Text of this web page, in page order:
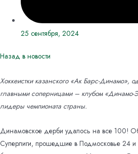
25 сентября, 2024
Назад в новости
Хоккеистки казанского «Ак Барс-Динамо»,
главными соперницами – клубом «Динамо-
лидеры чемпионата страны.
Динамовское дерби удалось на все 100!
Суперлиги, прошедшие в Подмосковье 24